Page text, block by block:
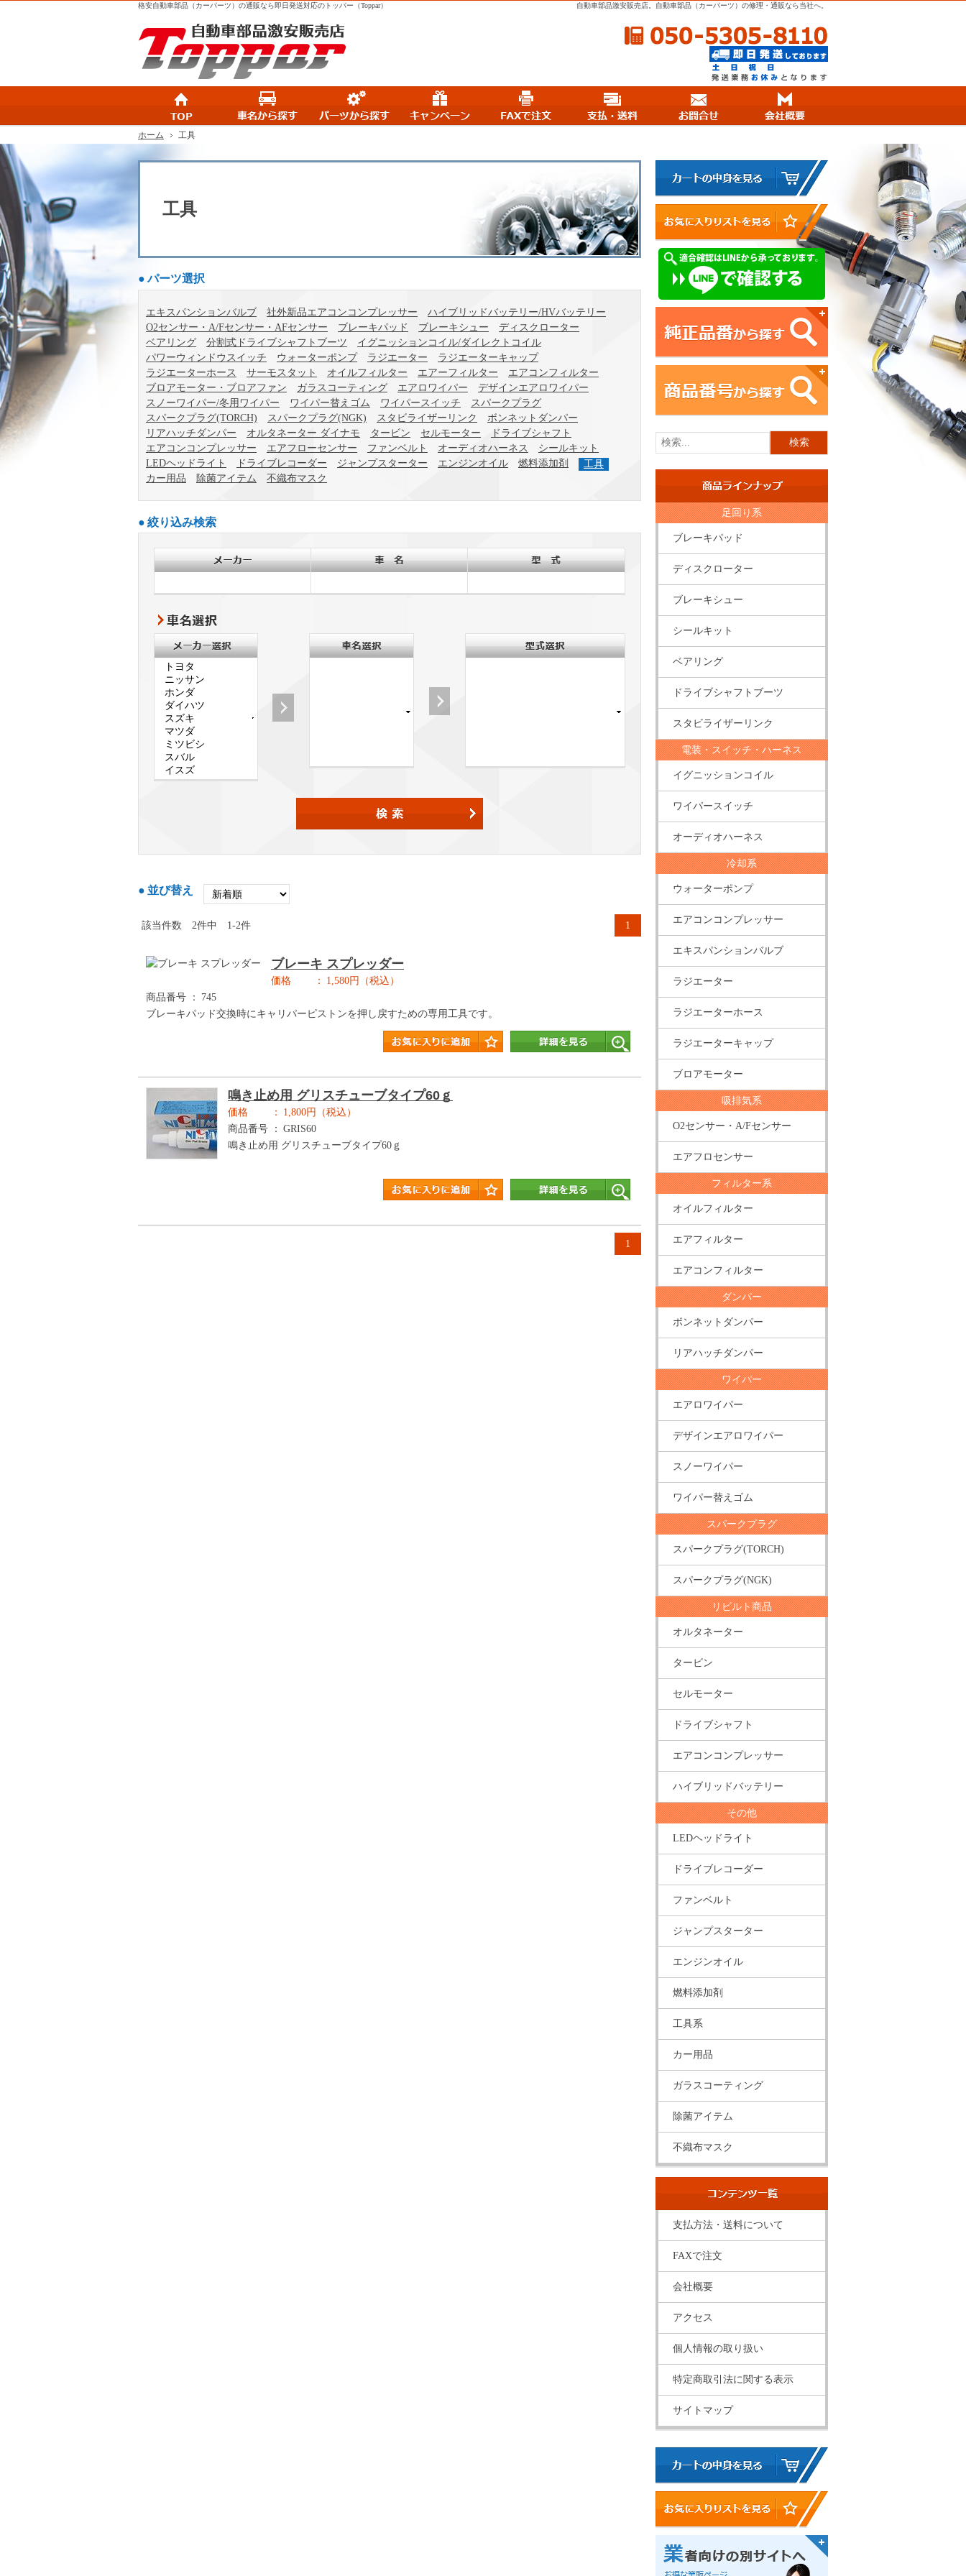
工具
自動車部品激安販売店。自動車部品（カーパーツ）の修理・通販なら当社へ。
格安自動車部品（カーパーツ）の通販なら即日発送対応のトッパー（Toppar）
パーツ選択
エキスパンションバルブ 社外新品エアコンコンプレッサー
ハイブリッドバッテリー/HVバッテリー
O2センサー・A/Fセンサー・AFセンサー
ブレーキパッド ブレーキシュー
ディスクローター
ベアリング
分割式ドライブシャフトブーツ
イグニッションコイル/ダイレクトコイル
パワーウィンドウスイッチ
ウォーターポンプ ラジエーター
ラジエーターキャップ
ラジエーターホース
サーモスタット オイルフィルター エアーフィルター
エアコンフィルター
ブロアモーター・ブロアファン
ガラスコーティング エアロワイパー
デザインエアロワイパー
スノーワイパー/冬用ワイパー
ワイパー替えゴム ワイパースイッチ
スパークプラグ
スパークプラグ(TORCH)
スパークプラグ(NGK) スタビライザーリンク
ボンネットダンパー
リアハッチダンパー
オルタネーター ダイナモ タービン セルモーター
ドライブシャフト
エアコンコンプレッサー
エアフローセンサー ファンベルト オーディオハーネス
シールキット
LEDヘッドライト
ドライブレコーダー ジャンプスターター エンジンオイル 燃料添加剤
工具
カー用品
除菌アイテム 不織布マスク
絞り込み検索
型式
メーカー選択
並び替え
該当件数 2件中 1-2件 1
ブレーキ スプレッダー
価格
1,580円（税込）
商品番号
745
ブレーキパッド交換時にキャリパーピストンを押し戻すための専用工具です。
詳細を見る
鳴き止め用 グリスチューブタイプ60ｇ
価格
1,800円（税込）
商品番号
GRIS60
鳴き止め用 グリスチューブタイプ60ｇ
詳細を見る
1
足回り系
ブレーキパッド
ディスクローター
ブレーキシュー
シールキット
ベアリング
ドライブシャフトブーツ
スタビライザーリンク
電装・スイッチ・ハーネス
イグニッションコイル
ワイパースイッチ
オーディオハーネス
冷却系
ウォーターポンプ
エアコンコンプレッサー
エキスパンションバルブ
ラジエーター
ラジエーターホース
ラジエーターキャップ
ブロアモーター
吸排気系
O2センサー・A/Fセンサー
エアフロセンサー
フィルター系
オイルフィルター
エアフィルター
エアコンフィルター
ダンパー
ボンネットダンパー
リアハッチダンパー
ワイパー
エアロワイパー
デザインエアロワイパー
スノーワイパー
ワイパー替えゴム
スパークプラグ
スパークプラグ(TORCH)
スパークプラグ(NGK)
リビルト商品
オルタネーター
タービン
セルモーター
ドライブシャフト
エアコンコンプレッサー
ハイブリッドバッテリー
その他
LEDヘッドライト
ドライブレコーダー
ファンベルト
ジャンプスターター
エンジンオイル
燃料添加剤
工具系
カー用品
ガラスコーティング
除菌アイテム
不織布マスク
支払方法・送料について
FAXで注文
会社概要
アクセス
個人情報の取り扱い
特定商取引法に関する表示
サイトマップ
Menu
車名から探す 支払方法・送料について
ホーム 工具